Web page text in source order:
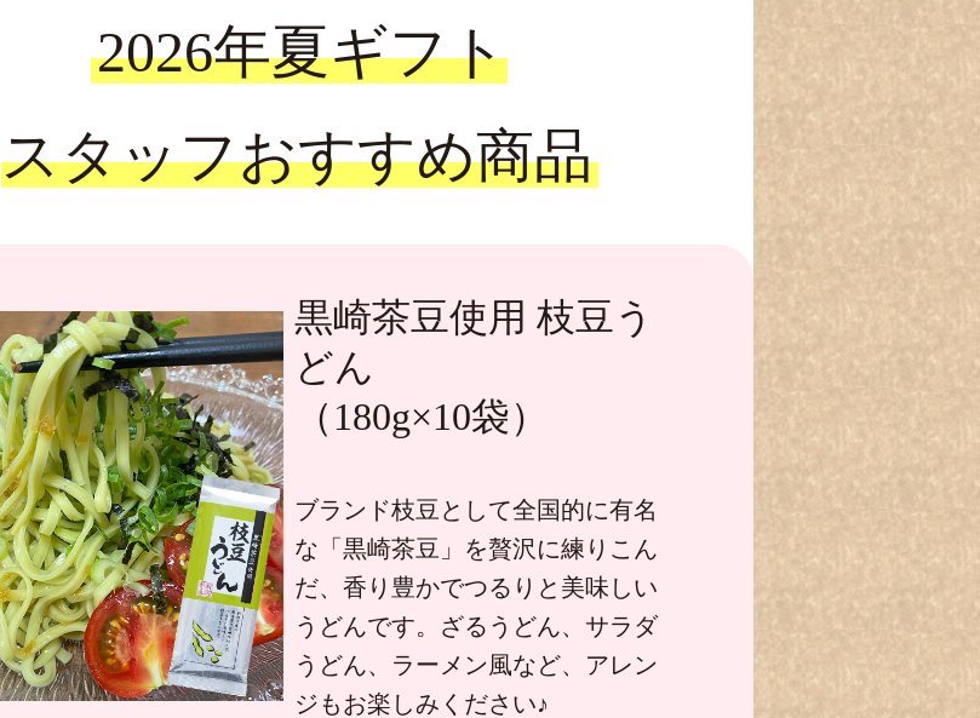
2026年夏ギフト
スタッフおすすめ商品
黒崎茶豆使用 枝豆う
どん
（180g×10袋）
ブランド枝豆として全国的に有名
な「黒崎茶豆」を贅沢に練りこん
だ、香り豊かでつるりと美味しい
うどんです。ざるうどん、サラダ
うどん、ラーメン風など、アレン
ジもお楽しみください♪